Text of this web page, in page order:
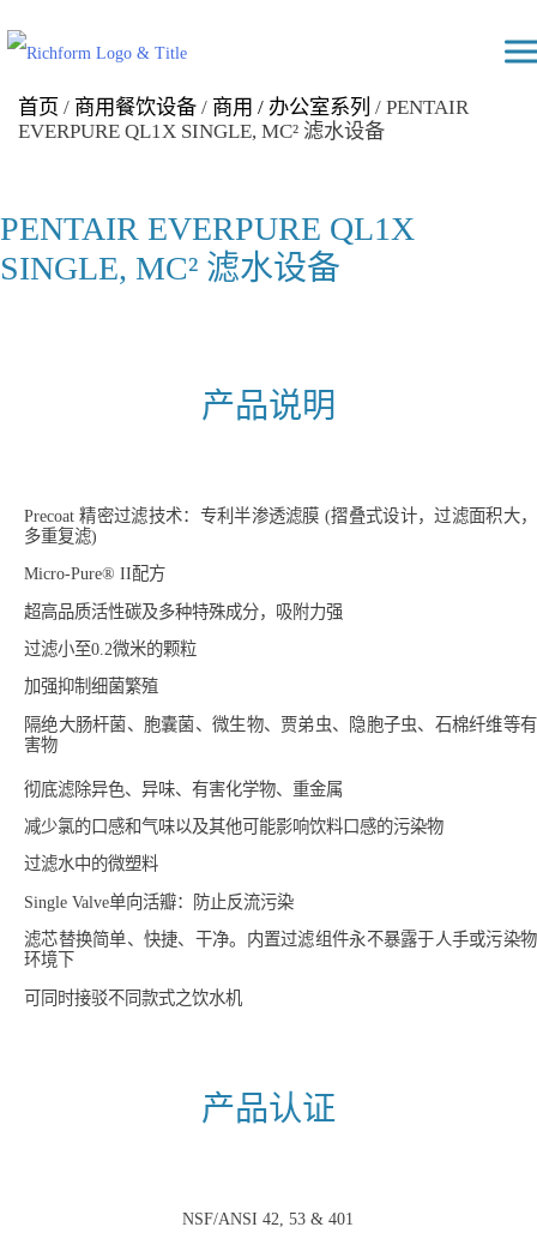
to
content
首页 / 商用餐饮设备 / 商用 / 办公室系列 / PENTAIR
EVERPURE QL1X SINGLE, MC² 滤水设备
PENTAIR EVERPURE QL1X
SINGLE, MC² 滤水设备
产品说明
Precoat 精密过滤技术：专利半渗透滤膜 (摺叠式设计，过滤面积大，
多重复滤)
Micro-Pure® II配方
超高品质活性碳及多种特殊成分，吸附力强
过滤小至0.2微米的颗粒
加强抑制细菌繁殖
隔绝大肠杆菌、胞囊菌、微生物、贾弟虫、隐胞子虫、石棉纤维等有
害物
彻底滤除异色、异味、有害化学物、重金属
减少氯的口感和气味以及其他可能影响饮料口感的污染物
过滤水中的微塑料
Single Valve单向活瓣：防止反流污染
滤芯替换简单、快捷、干净。内置过滤组件永不暴露于人手或污染物
环境下
可同时接驳不同款式之饮水机
产品认证
NSF/ANSI 42, 53 & 401